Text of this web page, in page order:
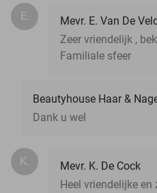
E.
Mevr. E. Van De
Zeer vriendelijk ,
Familiale sfeer
Beautyhouse Haar &
Dank u wel
K.
Mevr. K. De Cock
Heel vriendelijke en